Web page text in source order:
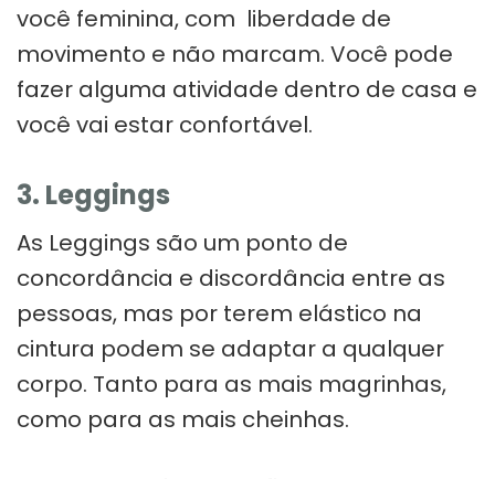
você feminina, com liberdade de
movimento e não marcam. Você pode
fazer alguma atividade dentro de casa e
você vai estar confortável.
3. Leggings
As Leggings são um ponto de
concordância e discordância entre as
pessoas, mas por terem elástico na
cintura podem se adaptar a qualquer
corpo. Tanto para as mais magrinhas,
como para as mais cheinhas.